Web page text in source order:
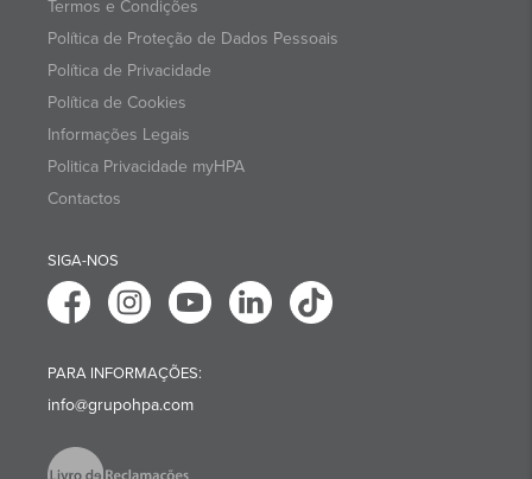
Termos e Condições
Política de Proteção de Dados Pessoais
Política de Privacidade
Política de Cookies
Informações Legais
Politica Privacidade myHPA
Contactos
SIGA-NOS
PARA INFORMAÇÕES:
info@grupohpa.com